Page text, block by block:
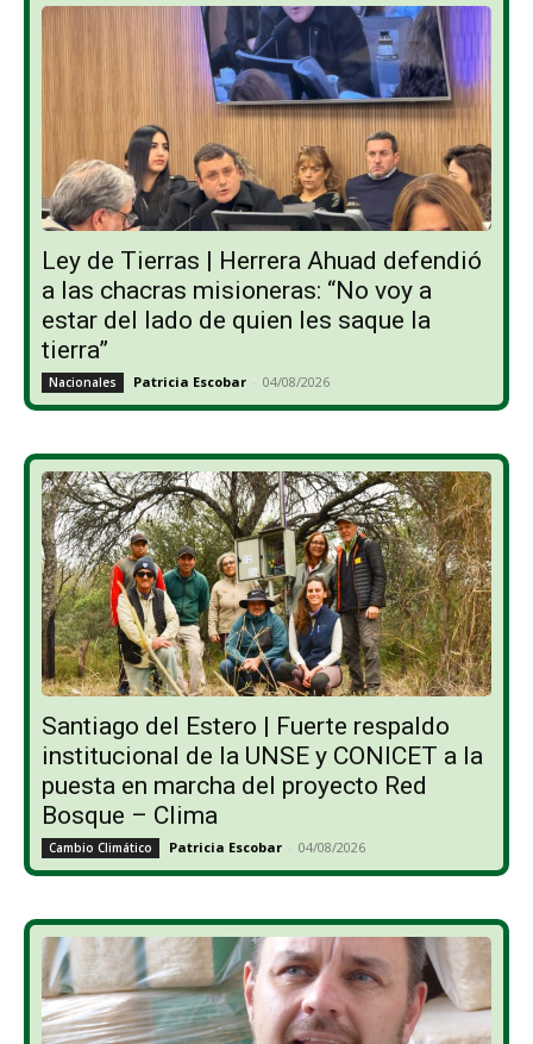
Ley de Tierras | Herrera Ahuad defendió
a las chacras misioneras: “No voy a
estar del lado de quien les saque la
tierra”
Nacionales Patricia Escobar - 04/08/2026
Santiago del Estero | Fuerte respaldo
institucional de la UNSE y CONICET a la
puesta en marcha del proyecto Red
Bosque – Clima
Cambio Climático Patricia Escobar - 04/08/2026